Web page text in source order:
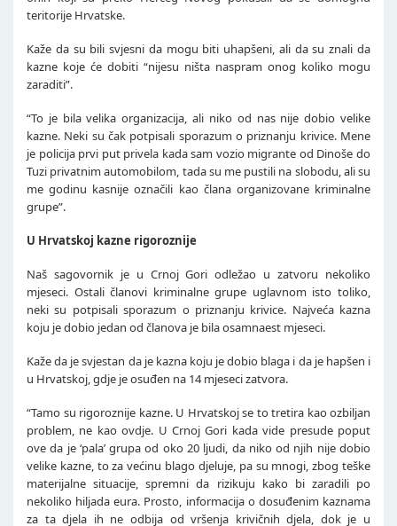
teritorije Hrvatske.
Kaže da su bili svjesni da mogu biti uhapšeni, ali da su znali da
kazne koje će dobiti “nijesu ništa naspram onog koliko mogu
zaraditi”.
“To je bila velika organizacija, ali niko od nas nije dobio velike
kazne. Neki su čak potpisali sporazum o priznanju krivice. Mene
je policija prvi put privela kada sam vozio migrante od Dinoše do
Tuzi privatnim automobilom, tada su me pustili na slobodu, ali su
me godinu kasnije označili kao člana organizovane kriminalne
grupe”.
U Hrvatskoj kazne rigoroznije
Naš sagovornik je u Crnoj Gori odležao u zatvoru nekoliko
mjeseci. Ostali članovi kriminalne grupe uglavnom isto toliko,
neki su potpisali sporazum o priznanju krivice. Najveća kazna
koju je dobio jedan od članova je bila osamnaest mjeseci.
Kaže da je svjestan da je kazna koju je dobio blaga i da je hapšen i
u Hrvatskoj, gdje je osuđen na 14 mjeseci zatvora.
“Tamo su rigoroznije kazne. U Hrvatskoj se to tretira kao ozbiljan
problem, ne kao ovdje. U Crnoj Gori kada vide presude poput
ove da je ‘pala’ grupa od oko 20 ljudi, da niko od njih nije dobio
velike kazne, to za većinu blago djeluje, pa su mnogi, zbog teške
materijalne situacije, spremni da rizikuju kako bi zaradili po
nekoliko hiljada eura. Prosto, informacija o dosuđenim kaznama
za ta djela ih ne odbija od vršenja krivičnih djela, dok je u